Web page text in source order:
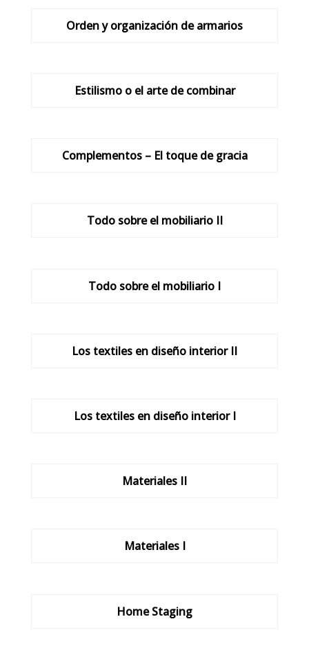
Orden y organización de armarios
Estilismo o el arte de combinar
Complementos – El toque de gracia
Todo sobre el mobiliario II
Todo sobre el mobiliario I
Los textiles en diseño interior II
Los textiles en diseño interior I
Materiales II
Materiales I
Home Staging